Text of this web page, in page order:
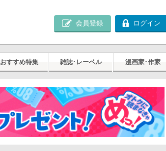
会員登録 ログイン
おすすめ特集 雑誌･レーベル 漫画家･作家